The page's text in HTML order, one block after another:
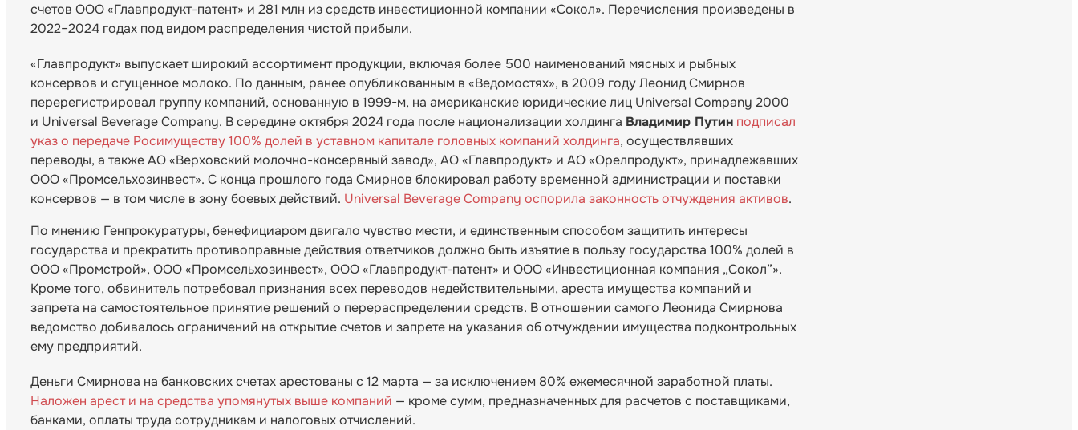
счетов ООО «Главпродукт-патент» и 281 млн из средств инвестиционной компании «Сокол». Перечисления произведены в
2022–2024 годах под видом распределения чистой прибыли.
«Главпродукт» выпускает широкий ассортимент продукции, включая более 500 наименований мясных и рыбных
консервов и сгущенное молоко. По данным, ранее опубликованным в «Ведомостях», в 2009 году Леонид Смирнов
перерегистрировал группу компаний, основанную в 1999-м, на американские юридические лиц Universal Company 2000
и Universal Beverage Company. В середине октября 2024 года после национализации холдинга Владимир Путин подписал
указ о передаче Росимуществу 100% долей в уставном капитале головных компаний холдинга, осуществлявших
переводы, а также АО «Верховский молочно-консервный завод», АО «Главпродукт» и АО «Орелпродукт», принадлежавших
ООО «Промсельхозинвест». С конца прошлого года Смирнов блокировал работу временной администрации и поставки
консервов — в том числе в зону боевых действий. Universal Beverage Company оспорила законность отчуждения активов.
По мнению Генпрокуратуры, бенефициаром двигало чувство мести, и единственным способом защитить интересы
государства и прекратить противоправные действия ответчиков должно быть изъятие в пользу государства 100% долей в
ООО «Промстрой», ООО «Промсельхозинвест», ООО «Главпродукт-патент» и ООО «Инвестиционная компания „Сокол”».
Кроме того, обвинитель потребовал признания всех переводов недействительными, ареста имущества компаний и
запрета на самостоятельное принятие решений о перераспределении средств. В отношении самого Леонида Смирнова
ведомство добивалось ограничений на открытие счетов и запрете на указания об отчуждении имущества подконтрольных
ему предприятий.
Деньги Смирнова на банковских счетах арестованы с 12 марта — за исключением 80% ежемесячной заработной платы.
Наложен арест и на средства упомянутых выше компаний — кроме сумм, предназначенных для расчетов с поставщиками,
банками, оплаты труда сотрудникам и налоговых отчислений.